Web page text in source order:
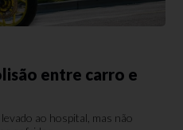
entre carro e
ao hospital, mas não